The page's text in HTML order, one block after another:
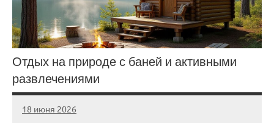
Отдых на природе с баней и активными
развлечениями
18 июня 2026
Avtor
Нет